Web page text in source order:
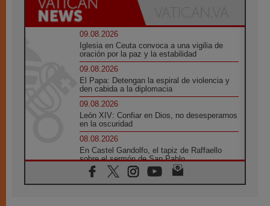
09.08.2026
Iglesia en Ceuta convoca a una vigilia de
oración por la paz y la estabilidad
09.08.2026
El Papa: Detengan la espiral de violencia y
den cabida a la diplomacia
09.08.2026
León XIV: Confiar en Dios, no desesperarnos
en la oscuridad
08.08.2026
En Castel Gandolfo, el tapiz de Raffaello
sobre el sermón de San Pablo
08.08.2026
En Colombia, «la paz no se compra con una